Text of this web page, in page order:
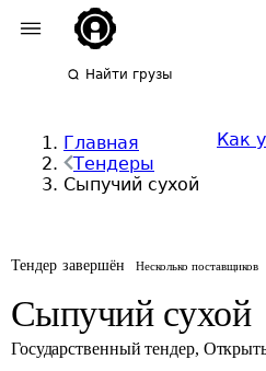
Найти грузы
Главная
Тендеры
Сыпучий сухой
Как
Тендер завершён Несколько поставщиков
Сыпучий сухой
Государственный тендер,